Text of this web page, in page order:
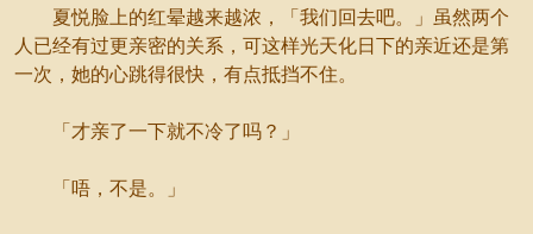
夏悦脸上的红晕越来越浓，「我们回去吧。」虽然两个
人已经有过更亲密的关系，可这样光天化日下的亲近还是第
一次，她的心跳得很快，有点抵挡不住。
「才亲了一下就不冷了吗？」
「唔，不是。」